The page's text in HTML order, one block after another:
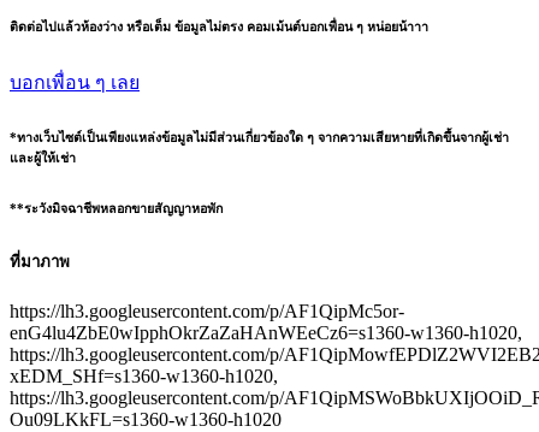
ติดต่อไปแล้วห้องว่าง หรือเต็ม ข้อมูลไม่ตรง คอมเม้นต์บอกเพื่อน ๆ หน่อยน้าาา
บอกเพื่อน ๆ เลย
*ทางเว็บไซต์เป็นเพียงแหล่งข้อมูลไม่มีส่วนเกี่ยวข้องใด ๆ จากความเสียหายที่เกิดขึ้นจากผู้เช่า
และผู้ให้เช่า
**ระวังมิจฉาชีพหลอกขายสัญญาหอพัก
ที่มาภาพ
https://lh3.googleusercontent.com/p/AF1QipMc5or-
enG4lu4ZbE0wIpphOkrZaZaHAnWEeCz6=s1360-w1360-h1020,
https://lh3.googleusercontent.com/p/
xEDM_SHf=s1360-w1360-h1020,
https://lh3.googleusercontent.com/p/
Ou09LKkFL=s1360-w1360-h1020